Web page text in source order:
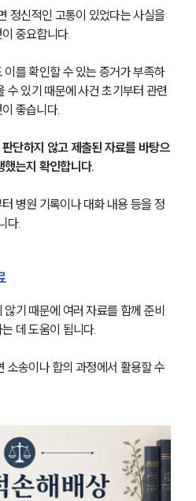
정신적인 고통이 있었다는 사실을
중요합니다.
를 확인할 수 있는 증거가 부족하
수 있기 때문에 사건 초기부터 관련
좋습니다.
단하지 않고 제출된 자료를 바탕으
했는지 확인합니다.
병원 기록이나 대화 내용 등을 정
다.
기 때문에 여러 자료를 함께 준비
데 도움이 됩니다.
소송이나 합의 과정에서 활용할 수